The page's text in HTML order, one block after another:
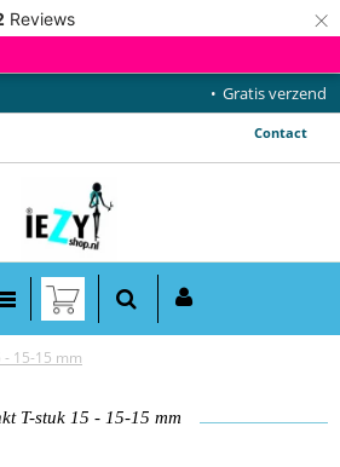
Reviews ×
Contact
- 15-15 mm
T-stuk 15 - 15-15 mm